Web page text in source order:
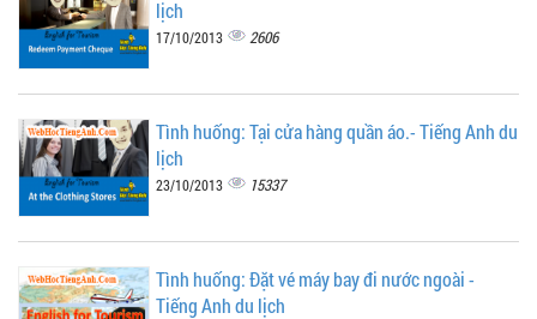
lịch
17/10/2013 2606
Tình huống: Tại cửa hàng quần áo.- Tiếng Anh du
lịch
23/10/2013 15337
Tình huống: Đặt vé máy bay đi nước ngoài -
Tiếng Anh du lịch